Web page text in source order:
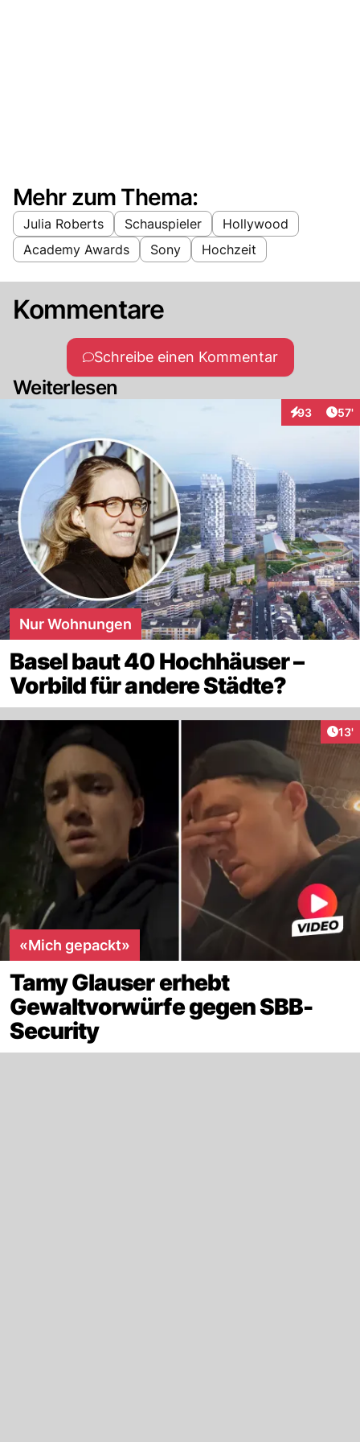
Mehr zum Thema:
Julia Roberts Schauspieler
Hollywood
Academy Awards
Sony Hochzeit
Kommentare
Schreibe einen Kommentar
Weiterlesen
93
Interaktionen
57'
Nur Wohnungen
Basel baut 40 Hochhäuser –
Vorbild für andere Städte?
13'
«Mich gepackt»
Tamy Glauser erhebt
Gewaltvorwürfe gegen SBB-
Security